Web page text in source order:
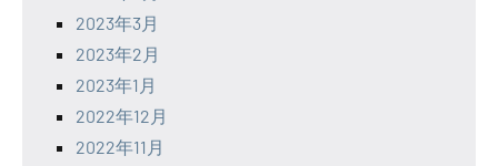
2023年3月
2023年2月
2023年1月
2022年12月
2022年11月